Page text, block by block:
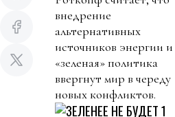
внедрение
альтернативных
источников энергии и
«зеленая» политика
ввергнут мир в череду
новых конфликтов.